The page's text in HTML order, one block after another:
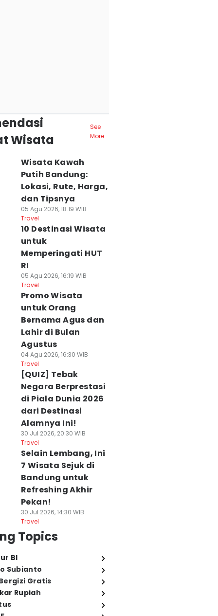
Wisata
See
More
Wisata Kawah
Putih Bandung:
Lokasi, Rute, Harga,
dan Tipsnya
05 Agu 2026, 18:19 WIB
Travel
10 Destinasi Wisata
untuk
Memperingati HUT
RI
05 Agu 2026, 16:19 WIB
Travel
Promo Wisata
untuk Orang
Bernama Agus dan
Lahir di Bulan
Agustus
04 Agu 2026, 16:30 WIB
Travel
[QUIZ] Tebak
Negara Berprestasi
di Piala Dunia 2026
dari Destinasi
Alamnya Ini!
30 Jul 2026, 20:30 WIB
Travel
Selain Lembang, Ini
7 Wisata Sejuk di
Bandung untuk
Refreshing Akhir
Pekan!
30 Jul 2026, 14:30 WIB
Travel
Topics
BI
Subianto
Gratis
Rupiah